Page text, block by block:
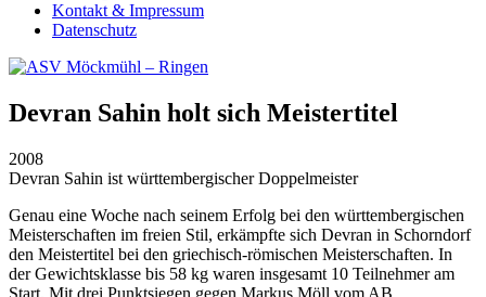
Kontakt & Impressum
Datenschutz
Devran Sahin holt sich Meistertitel
2008
Devran Sahin ist württembergischer Doppelmeister
Genau eine Woche nach seinem Erfolg bei den württembergischen
Meisterschaften im freien Stil, erkämpfte sich Devran in Schorndorf
den Meistertitel bei den griechisch-römischen Meisterschaften. In
der Gewichtsklasse bis 58 kg waren insgesamt 10 Teilnehmer am
Start. Mit drei Punktsiegen gegen Markus Möll vom AB